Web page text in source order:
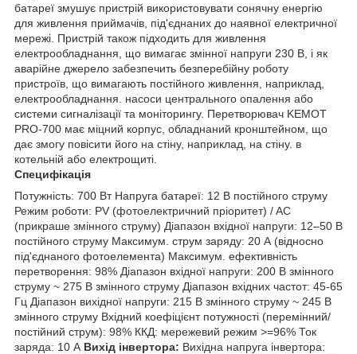
батареї змушує пристрій використовувати сонячну енергію
для живлення приймачів, під'єднаних до наявної електричної
мережі. Пристрій також підходить для живлення
електрообладнання, що вимагає змінної напруги 230 В, і як
аварійне джерело забезпечить безперебійну роботу
пристроїв, що вимагають постійного живлення, наприклад,
електрообладнання. насоси центрального опалення або
системи сигналізації та моніторингу. Перетворювач KEMOT
PRO-700 має міцний корпус, обладнаний кронштейном, що
дає змогу повісити його на стіну, наприклад, на стіну. в
котельній або електрощиті.
Специфікація
Потужність: 700 Вт Напруга батареї: 12 В постійного струму
Режим роботи: PV (фотоелектричний пріоритет) / AC
(прикраше змінного струму) Діапазон вхідної напруги: 12–50 В
постійного струму Максимум. струм заряду: 20 А (відносно
під'єднаного фотоелемента) Максимум. ефективність
перетворення: 98% Діапазон вхідної напруги: 200 В змінного
струму ~ 275 В змінного струму Діапазон вхідних частот: 45-65
Гц Діапазон вихідної напруги: 215 В змінного струму ~ 245 В
змінного струму Вхідний коефіцієнт потужності (перемінний/
постійний струм): 98% ККД: мережевий режим >=96% Ток
заряда: 10 А Вихід інвертора: Вихідна напруга інвертора: